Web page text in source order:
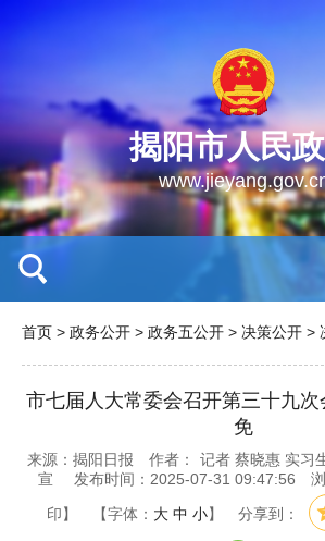
揭阳市人民
首页 > 政务公开 > 政务五公开 > 决策公开 >
市七届人大常委会召开第三十九
免
来源：揭阳日报 作者：
记者 蔡晓惠 实习
宣
发布时间：2025-07-31 09:47:56
印】 【字体： 大 中 小】 分享到：